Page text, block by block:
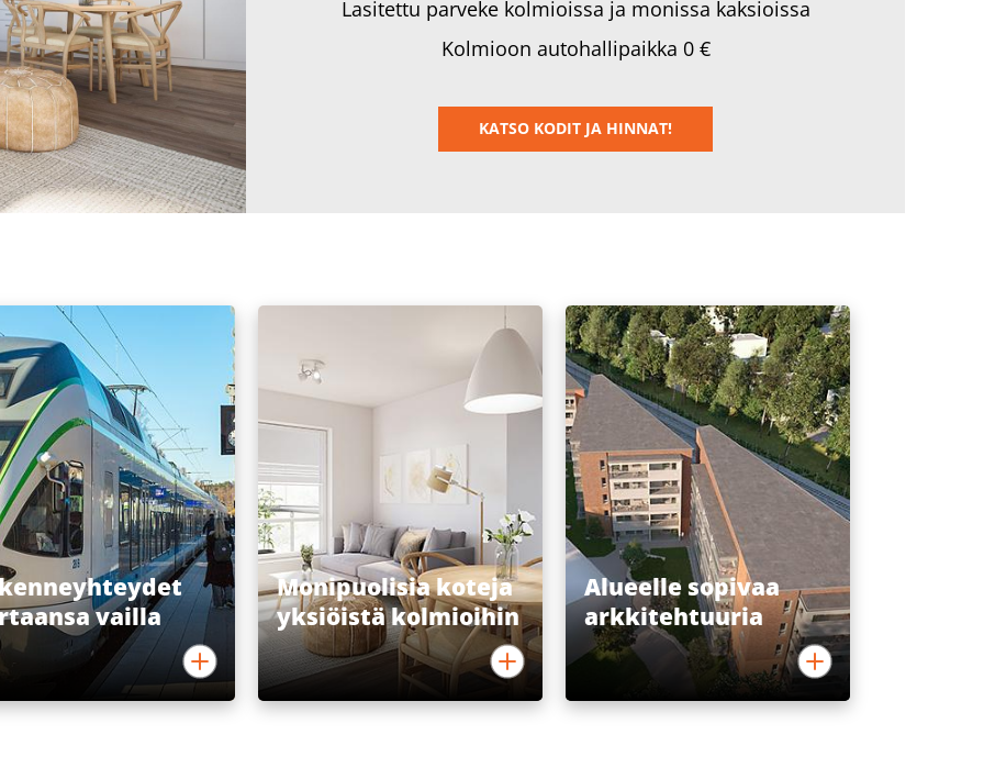
Lasitettu parveke kolmioissa ja monissa kaksioissa
Kolmioon autohallipaikka 0 €
KATSO KODIT JA HINNAT!
vailla
Monipuolisia koteja
yksiöistä kolmioihin
Alueelle sopivaa
arkkitehtuuria